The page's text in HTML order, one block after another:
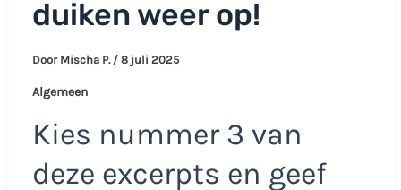
duiken weer op!
Door Mischa P. / 8 juli 2025
Algemeen
Kies nummer 3 van
deze excerpts en geef